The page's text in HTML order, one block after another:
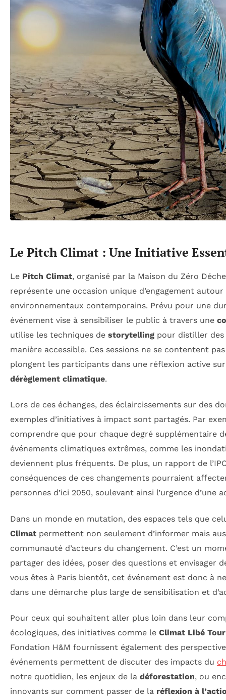
Le Pitch Climat : Une Initiative
Le Pitch Climat, organisé par la Maison du Zéro
représente une occasion unique d’engagement
environnementaux contemporains. Prévu pour une
événement vise à sensibiliser le public à travers une
utilise les techniques de storytelling pour distiller des
manière accessible. Ces sessions ne se contentent
plongent les participants dans une réflexion active
dérèglement climatique.
Lors de ces échanges, des éclaircissements sur des
exemples d’initiatives à impact sont partagés. Par
comprendre que pour chaque degré supplémentaire
événements climatiques extrêmes, comme les
deviennent plus fréquents. De plus, un rapport de
conséquences de ces changements pourraient
personnes d’ici 2050, soulevant ainsi l’urgence d’une
Dans un monde en mutation, des espaces tels que
Climat permettent non seulement d’informer mais
communauté d’acteurs du changement. C’est un
partager des idées, poser des questions et envisager
vous êtes à Paris bientôt, cet événement est donc à
dans une démarche plus large de sensibilisation et
Pour ceux qui souhaitent aller plus loin dans leur
écologiques, des initiatives comme le Climat Libé Tour
Fondation H&M fournissent également des
événements permettent de discuter des impacts du
notre quotidien, les enjeux de la déforestation, ou
innovants sur comment passer de la réflexion à